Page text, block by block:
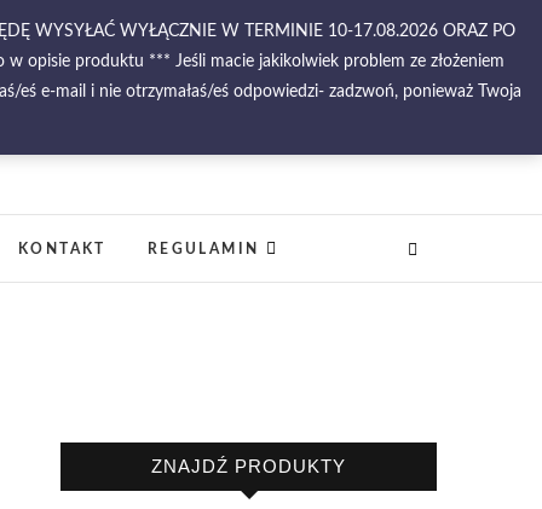
WYSYŁAĆ WYŁĄCZNIE W TERMINIE 10-17.08.2026 ORAZ PO
opisie produktu *** Jeśli macie jakikolwiek problem ze złożeniem
e-mail i nie otrzymałaś/eś odpowiedzi- zadzwoń, ponieważ Twoja
KONTAKT REGULAMIN
ZNAJDŹ PRODUKTY